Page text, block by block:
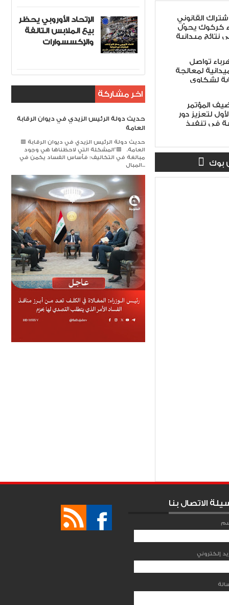
القانوني
كركوك يحوّل
نتائج ميدانية
تواصل
لمعالجة
لشكاوى
المؤتمر
لتعزيز دور
في تنفيذ
بوك
الإتحاد الأوروبي يحظر
بيع الملابس التالفة
والإكسسوارات
اخر مشاركة
حديث دولة الرئيس الزيدي في ديوان الرقابة
العامة
🟥 حديث دولة الرئيس الزيدي في ديوان الرقابة
العامة. 🟥​"المشكلة التي لاحظناها هي وجود
مبالغة في التكاليف؛ فأساس الفساد يكمن في
المبال...
الاتصال بنا